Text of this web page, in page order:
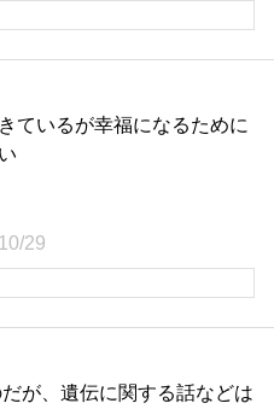
ているが幸福になるために
29
が、遺伝に関する話などは